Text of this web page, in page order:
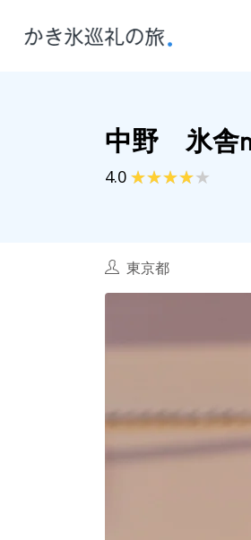
中野 氷舎
4.0
東京都